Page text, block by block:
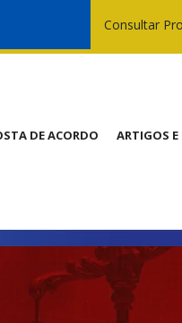
Consultar
DE ACORDO ARTIGOS